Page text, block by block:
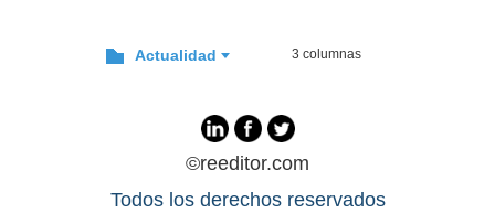
Actualidad 3 columnas
©reeditor.com
Todos los derechos reservados